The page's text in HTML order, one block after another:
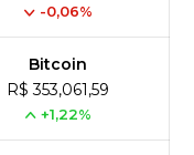
-0,06%
Bitcoin
R$ 353,061,59
+1,22%